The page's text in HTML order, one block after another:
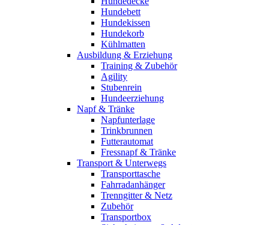
Hundebett
Hundekissen
Hundekorb
Kühlmatten
Ausbildung & Erziehung
Training & Zubehör
Agility
Stubenrein
Hundeerziehung
Napf & Tränke
Napfunterlage
Trinkbrunnen
Futterautomat
Fressnapf & Tränke
Transport & Unterwegs
Transporttasche
Fahrradanhänger
Trenngitter & Netz
Zubehör
Transportbox